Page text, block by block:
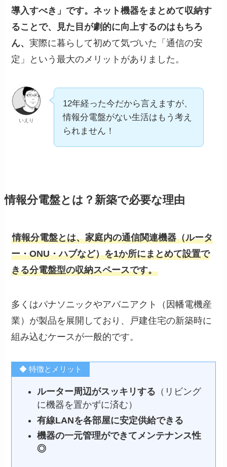
導入すべき」です。ネット機器をまとめて収納す
ることで、見た目が劇的に向上するのはもちろ
ん、実際に暮らして初めて気づいた「通信の安
定」という最大のメリットがありました。
いえり
12年経った今だから言えますが、
情報分電盤がない生活はもう考え
られません！
情報分電盤とは？新築で必要な理由
情報分電盤とは、家庭内の通信関連機器（ルータ
ー・ONU・ハブなど）を1か所にまとめて設置で
きる分電盤型の収納スペースです。
多くはパナソニックやアバニアクト（因幡電機産
業）が製品を展開しており、戸建住宅の新築時に
組み込むケースが一般的です。
◆ 特徴とメリット
ルーター周辺がスッキリする （リビング
に機器を置かずに済む）
有線LANを各部屋に安定供給できる
機器の一元管理ができてメンテナンス性
◎